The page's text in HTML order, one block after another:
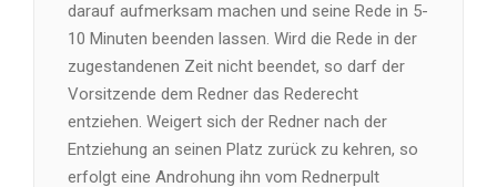
darauf aufmerksam machen und seine Rede in 5-
10 Minuten beenden lassen. Wird die Rede in der
zugestandenen Zeit nicht beendet, so darf der
Vorsitzende dem Redner das Rederecht
entziehen. Weigert sich der Redner nach der
Entziehung an seinen Platz zurück zu kehren, so
erfolgt eine Androhung ihn vom Rednerpult